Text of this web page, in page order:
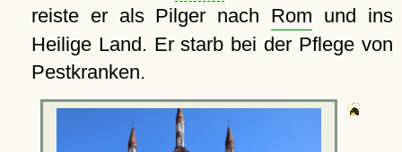
reiste er als Pilger nach Rom und ins
Heilige Land. Er starb bei der Pflege von
Pestkranken.